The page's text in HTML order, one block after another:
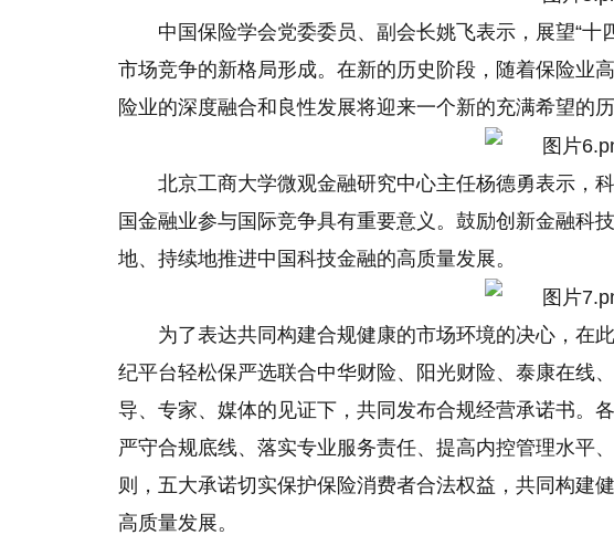
中国保险学会党委委员、副会长姚飞表示，展望“十
市场竞争的新格局形成。在新的历史阶段，随着保险业
险业的深度融合和良性发展将迎来一个新的充满希望的历
北京工商大学微观金融研究中心主任杨德勇表示，
国金融业参与国际竞争具有重要意义。鼓励创新金融科
地、持续地推进中国科技金融的高质量发展。
为了表达共同构建合规健康的市场环境的决心，在
纪平台轻松保严选联合中华财险、阳光财险、泰康在线
导、专家、媒体的见证下，共同发布合规经营承诺书。
严守合规底线、 落实专业服务责任、提高内控管理水平
则，五大承诺切实保护保险消费者合法权益，共同构建
高质量发展。